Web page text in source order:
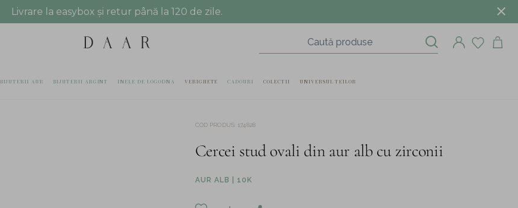
Livrare la easybox și retur până la 120 de zile.
BIJUTERII AUR BIJUTERII ARGINT INELE DE LOGODNA VERIGHETE CADOURI COLECTII UNIVERSUL TEILOR
COD PRODUS: 174828
Cercei stud ovali din aur alb cu zirconii
AUR ALB | 10K